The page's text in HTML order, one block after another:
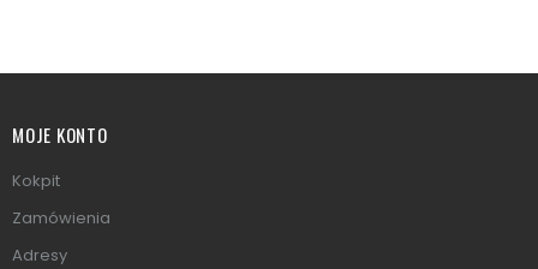
MOJE KONTO
Kokpit
Zamówienia
Adresy